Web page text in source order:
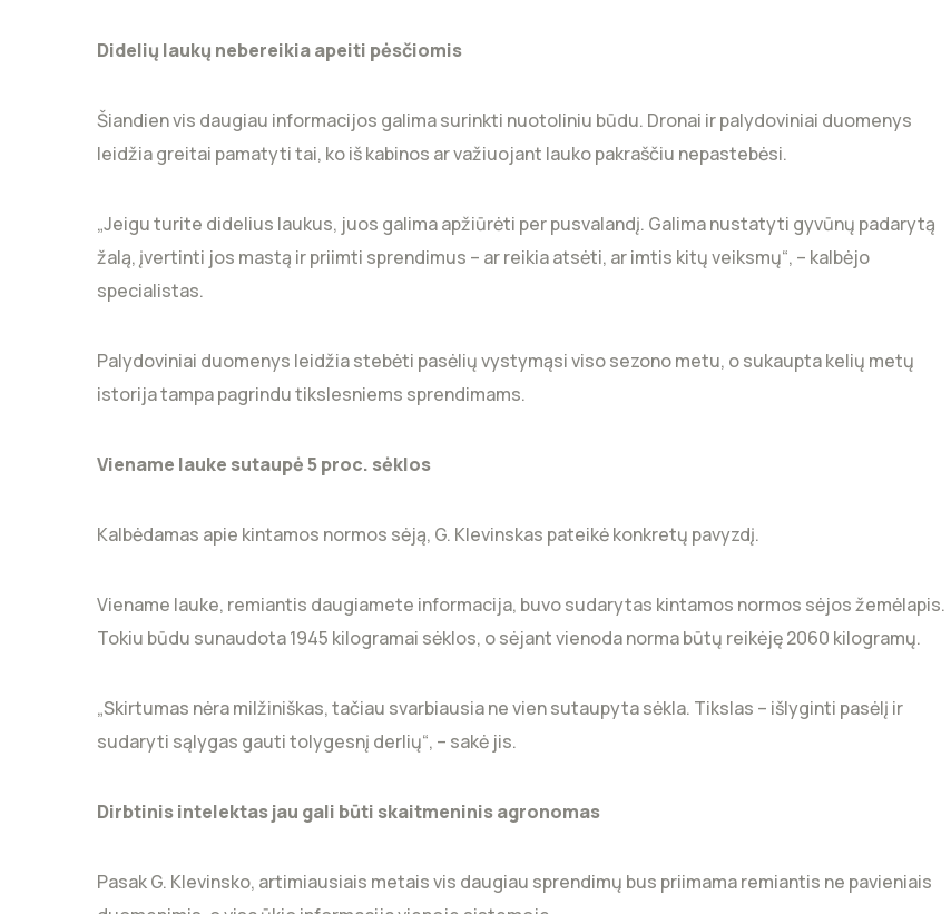
Didelių laukų nebereikia apeiti pėsčiomis
Šiandien vis daugiau informacijos galima surinkti nuotoliniu būdu. Dronai ir palydoviniai duomenys
leidžia greitai pamatyti tai, ko iš kabinos ar važiuojant lauko pakraščiu nepastebėsi.
„Jeigu turite didelius laukus, juos galima apžiūrėti per pusvalandį. Galima nustatyti gyvūnų padarytą
žalą, įvertinti jos mastą ir priimti sprendimus – ar reikia atsėti, ar imtis kitų veiksmų“, – kalbėjo
specialistas.
Palydoviniai duomenys leidžia stebėti pasėlių vystymąsi viso sezono metu, o sukaupta kelių metų
istorija tampa pagrindu tikslesniems sprendimams.
Viename lauke sutaupė 5 proc. sėklos
Kalbėdamas apie kintamos normos sėją, G. Klevinskas pateikė konkretų pavyzdį.
Viename lauke, remiantis daugiamete informacija, buvo sudarytas kintamos normos sėjos žemėlapis.
Tokiu būdu sunaudota 1945 kilogramai sėklos, o sėjant vienoda norma būtų reikėję 2060 kilogramų.
„Skirtumas nėra milžiniškas, tačiau svarbiausia ne vien sutaupyta sėkla. Tikslas – išlyginti pasėlį ir
sudaryti sąlygas gauti tolygesnį derlių“, – sakė jis.
Dirbtinis intelektas jau gali būti skaitmeninis agronomas
Pasak G. Klevinsko, artimiausiais metais vis daugiau sprendimų bus priimama remiantis ne pavieniais